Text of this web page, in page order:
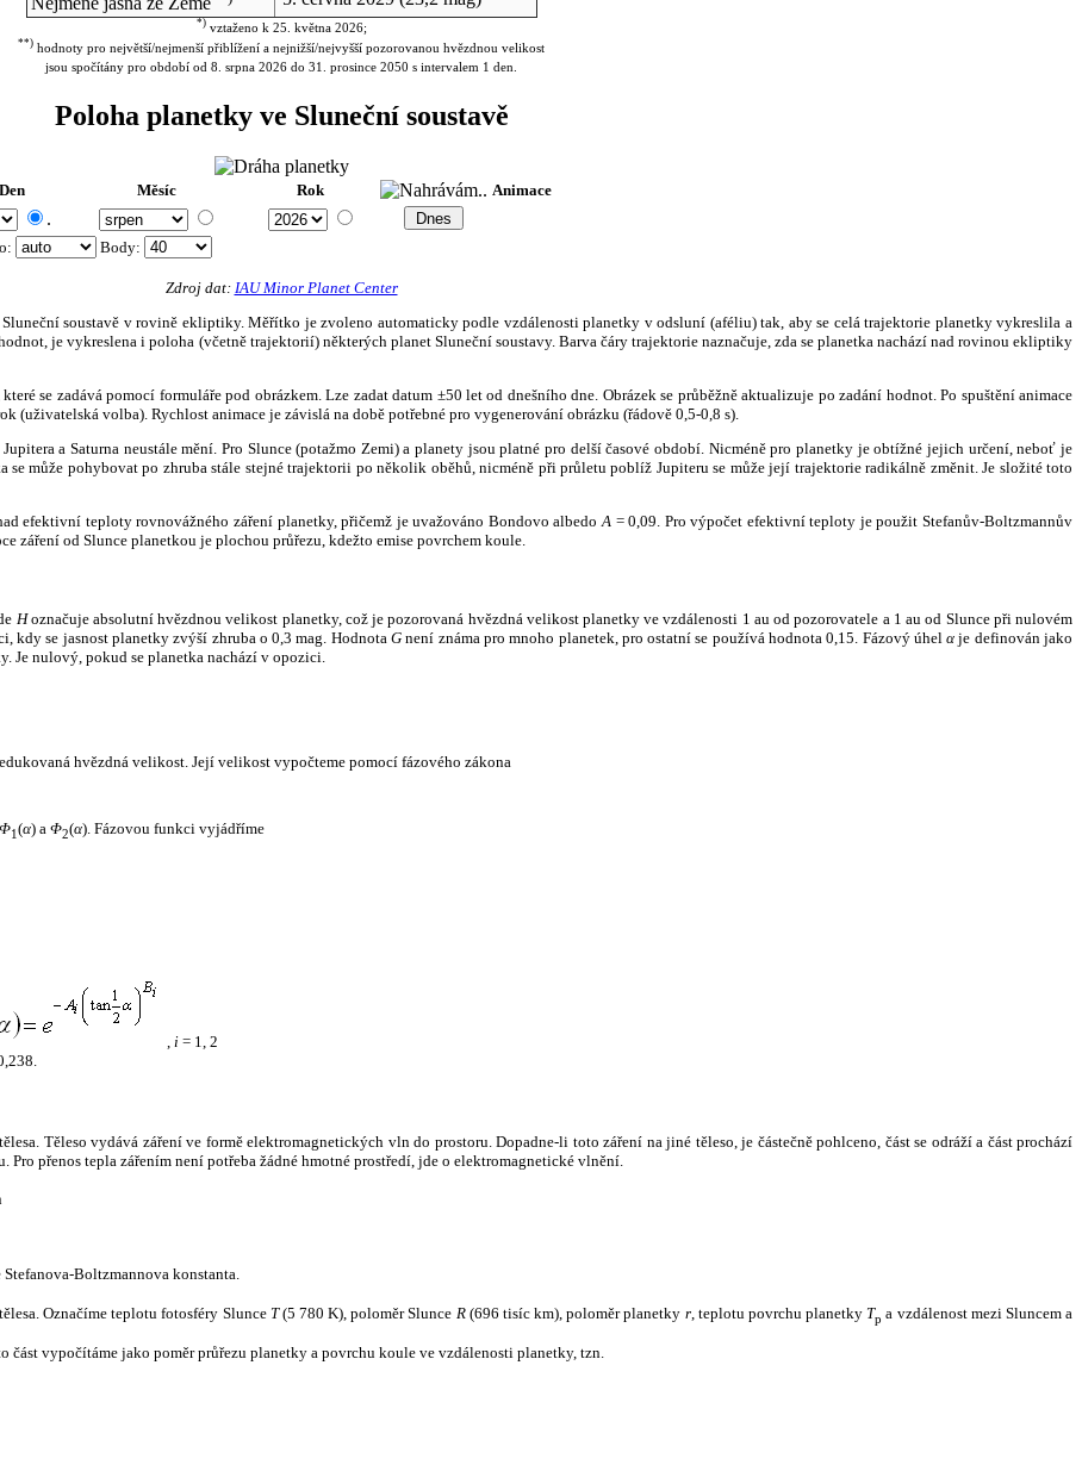
*)vztaženo k 25. května 2026;
**) hodnoty pro největší/nejmenší přiblížení a nejnižší/nejvyšší pozorovanou hvězdnou velikost
jsou spočítány pro období od 8. srpna 2026 do 31. prosince 2050 s intervalem 1 den.
Poloha planetky ve Sluneční soustavě
Den Měsíc Rok Animace
.
Body:
Zdroj dat: IAU Minor Planet Center
soustavě v rovině ekliptiky. Měřítko je zvoleno automaticky podle vzdálenosti planetky v odsluní (aféliu) tak, aby se celá trajektorie planetky vykreslila a
je vykreslena i poloha (včetně trajektorií) některých planet Sluneční soustavy. Barva čáry trajektorie naznačuje, zda se planetka nachází nad rovinou ekliptiky
se zadává pomocí formuláře pod obrázkem. Lze zadat datum ±50 let od dnešního dne. Obrázek se průběžně aktualizuje po zadání hodnot. Po spuštění animace
(uživatelská volba). Rychlost animace je závislá na době potřebné pro vygenerování obrázku (řádově 0,5-0,8 s).
a Saturna neustále mění. Pro Slunce (potažmo Zemi) a planety jsou platné pro delší časové období. Nicméně pro planetky je obtížné jejich určení, neboť je
se může pohybovat po zhruba stále stejné trajektorii po několik oběhů, nicméně při průletu poblíž Jupiteru se může její trajektorie radikálně změnit. Je složité toto
efektivní teploty rovnovážného záření planetky, přičemž je uvažováno Bondovo albedo A = 0,09. Pro výpočet efektivní teploty je použit Stefanův-Boltzmannův
záření od Slunce planetkou je plochou průřezu, kdežto emise povrchem koule.
Hoznačuje absolutní hvězdnou velikost planetky, což je pozorovaná hvězdná velikost planetky ve vzdálenosti 1 au od pozorovatele a 1 au od Slunce při nulovém
kdy se jasnost planetky zvýší zhruba o 0,3 mag. HodnotaG není známa pro mnoho planetek, pro ostatní se používá hodnota 0,15. Fázový úhelα je definován jako
Je nulový, pokud se planetka nachází v opozici.
hvězdná velikost. Její velikost vypočteme pomocí fázového zákona
Φ1(α) a Φ2(α). Fázovou funkci vyjádříme
, i = 1, 2
Těleso vydává záření ve formě elektromagnetických vln do prostoru. Dopadne-li toto záření na jiné těleso, je částečně pohlceno, část se odráží a část prochází
přenos tepla zářením není potřeba žádné hmotné prostředí, jde o elektromagnetické vlnění.
Boltzmannova konstanta.
Označíme teplotu fotosféry Slunce T(5 780 K), poloměr Slunce R(696 tisíc km), poloměr planetky r, teplotu povrchu planetky Tp a vzdálenost mezi Sluncem a
část vypočítáme jako poměr průřezu planetky a povrchu koule ve vzdálenosti planetky, tzn.